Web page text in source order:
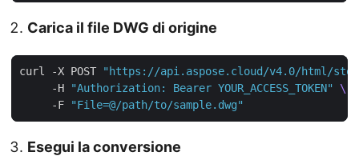
Carica il file DWG di origine
curl -X POST
"https://api.aspose.cloud/v4.0/html/
     -H
"Authorization: Bearer YOUR_ACCESS_TOKEN"
     -F
"File=@/path/to/sample.dwg"
Esegui la conversione